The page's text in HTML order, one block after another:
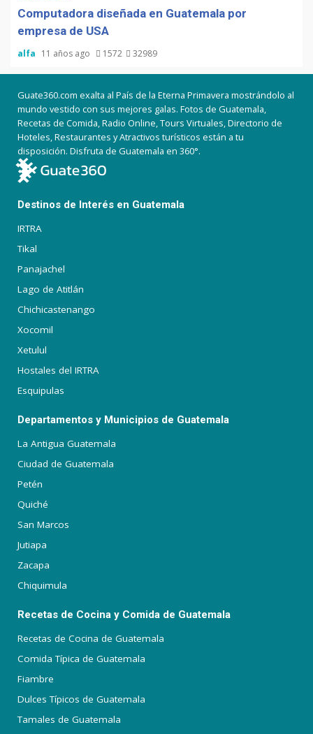
Computadora diseñada en Guatemala por
empresa de USA
alfa 11 años ago 1572 32989
Guate360.com exalta al País de la Eterna Primavera mostrándolo al
mundo vestido con sus mejores galas. Fotos de Guatemala,
Recetas de Comida, Radio Online, Tours Virtuales, Directorio de
Hoteles, Restaurantes y Atractivos turísticos están a tu
disposición. Disfruta de Guatemala en 360°.
Destinos de Interés en Guatemala
IRTRA
Tikal
Panajachel
Lago de Atitlán
Chichicastenango
Xocomil
Xetulul
Hostales del IRTRA
Esquipulas
Departamentos y Municipios de Guatemala
La Antigua Guatemala
Ciudad de Guatemala
Petén
Quiché
San Marcos
Jutiapa
Zacapa
Chiquimula
Recetas de Cocina y Comida de Guatemala
Recetas de Cocina de Guatemala
Comida Típica de Guatemala
Fiambre
Dulces Típicos de Guatemala
Tamales de Guatemala